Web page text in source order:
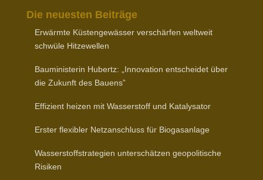
Die neuesten Beiträge
Erwärmte Küsten­ge­wässer verschärfen weltweit
schwüle Hitzewellen
Baumi­nis­terin Hubertz: „Inno­vation entscheidet über
die Zukunft des Bauens”
Effizient heizen mit Wasser­stoff und Katalysator
Erster flexibler Netz­an­schluss für Biogasanlage
Wasser­stoff­stra­tegien unter­schätzen geopo­li­tische
Risiken